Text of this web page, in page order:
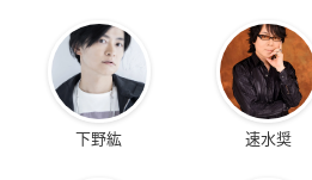
下野紘 速水奨